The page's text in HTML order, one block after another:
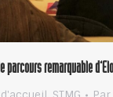
parcours remarquable